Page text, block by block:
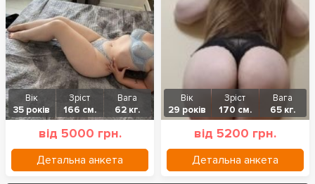
Вік
35 років
Зріст
166 см.
Вага
62 кг.
від 5000 грн.
Детальна анкета
Вік
29 років
Зріст
170 см.
Вага
65 кг.
від 5200 грн.
Детальна анкета